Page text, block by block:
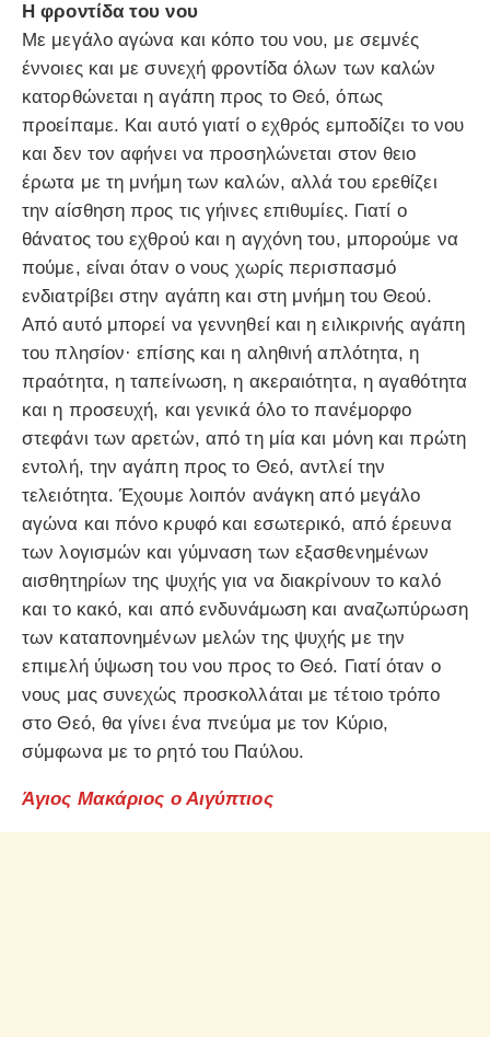
Η φροντίδα του νου
Με μεγάλο αγώνα και κόπο του νου, με σεμνές
έννοιες και με συνεχή φροντίδα όλων των καλών
κατορθώνεται η αγάπη προς το Θεό, όπως
προείπαμε. Και αυτό γιατί ο εχθρός εμποδίζει το νου
και δεν τον αφήνει να προσηλώνεται στον θειο
έρωτα με τη μνήμη των καλών, αλλά του ερεθίζει
την αίσθηση προς τις γήινες επιθυμίες. Γιατί ο
θάνατος του εχθρού και η αγχόνη του, μπορούμε να
πούμε, είναι όταν ο νους χωρίς περισπασμό
ενδιατρίβει στην αγάπη και στη μνήμη του Θεού.
Από αυτό μπορεί να γεννηθεί και η ειλικρινής αγάπη
του πλησίον· επίσης και η αληθινή απλότητα, η
πραότητα, η ταπείνωση, η ακεραιότητα, η αγαθότητα
και η προσευχή, και γενικά όλο το πανέμορφο
στεφάνι των αρετών, από τη μία και μόνη και πρώτη
εντολή, την αγάπη προς το Θεό, αντλεί την
τελειότητα. Έχουμε λοιπόν ανάγκη από μεγάλο
αγώνα και πόνο κρυφό και εσωτερικό, από έρευνα
των λογισμών και γύμναση των εξασθενημένων
αισθητηρίων της ψυχής για να διακρίνουν το καλό
και το κακό, και από ενδυνάμωση και αναζωπύρωση
των καταπονημένων μελών της ψυχής με την
επιμελή ύψωση του νου προς το Θεό. Γιατί όταν ο
νους μας συνεχώς προσκολλάται με τέτοιο τρόπο
στο Θεό, θα γίνει ένα πνεύμα με τον Κύριο,
σύμφωνα με το ρητό του Παύλου.
Άγιος Μακάριος ο Αιγύπτιος